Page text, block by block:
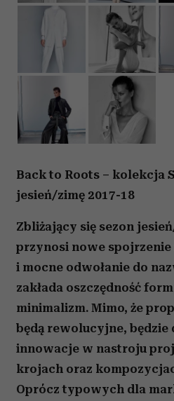
Back to Roots – kolekcja
jesień/zimę 2017-18
Zbliżający się sezon
przynosi nowe spojrzenie
i mocne odwołanie do
zakłada oszczędność
minimalizm. Mimo, że
będą rewolucyjne, będzie
innowacje w nastroju
krojach oraz
Oprócz typowych dla